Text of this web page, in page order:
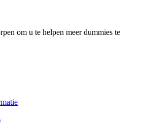
om u te helpen meer dummies te